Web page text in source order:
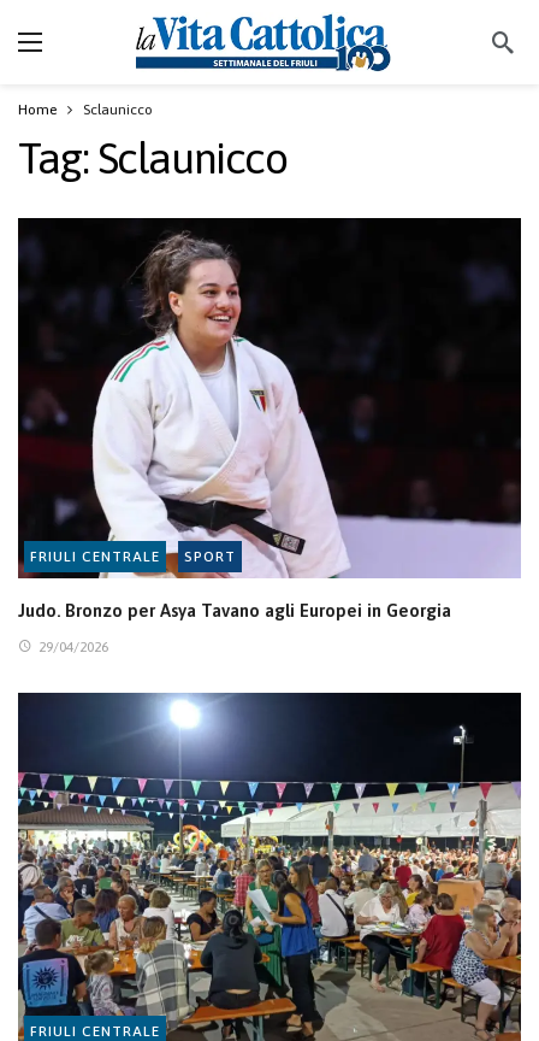
Home Sclaunicco
Tag:Sclaunicco
FRIULI CENTRALE SPORT
Judo. Bronzo per Asya Tavano agli Europei in Georgia
29/04/2026
FRIULI CENTRALE